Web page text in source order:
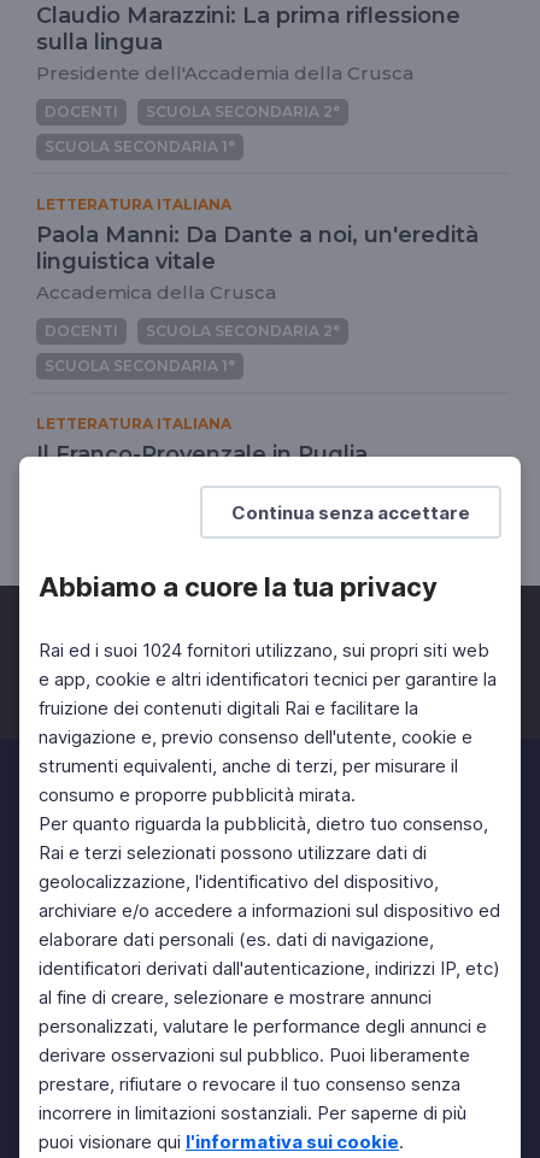
Continua senza accettare
Abbiamo a cuore la tua privacy
Rai ed i suoi 1024 fornitori utilizzano, sui propri siti web
e app, cookie e altri identificatori tecnici per garantire la
fruizione dei contenuti digitali Rai e facilitare la
navigazione e, previo consenso dell'utente, cookie e
strumenti equivalenti, anche di terzi, per misurare il
consumo e proporre pubblicità mirata.
Per quanto riguarda la pubblicità, dietro tuo consenso,
Rai e terzi selezionati possono utilizzare dati di
geolocalizzazione, l'identificativo del dispositivo,
archiviare e/o accedere a informazioni sul dispositivo ed
elaborare dati personali (es. dati di navigazione,
identificatori derivati dall'autenticazione, indirizzi IP, etc)
al fine di creare, selezionare e mostrare annunci
personalizzati, valutare le performance degli annunci e
derivare osservazioni sul pubblico. Puoi liberamente
prestare, rifiutare o revocare il tuo consenso senza
incorrere in limitazioni sostanziali. Per saperne di più
puoi visionare qui l'informativa sui cookie.
Claudio Marazzini: La prima riflessione
sulla lingua
Presidente dell'Accademia della Crusca
DOCENTI
SCUOLA SECONDARIA 2°
SCUOLA SECONDARIA 1°
LETTERATURA ITALIANA
Paola Manni: Da Dante a noi, un'eredità
linguistica vitale
Accademica della Crusca
DOCENTI
SCUOLA SECONDARIA 2°
SCUOLA SECONDARIA 1°
LETTERATURA ITALIANA
Il Franco-Provenzale in Puglia
Lingue e dialetti d'Italia
Facebook Twitter Instagram